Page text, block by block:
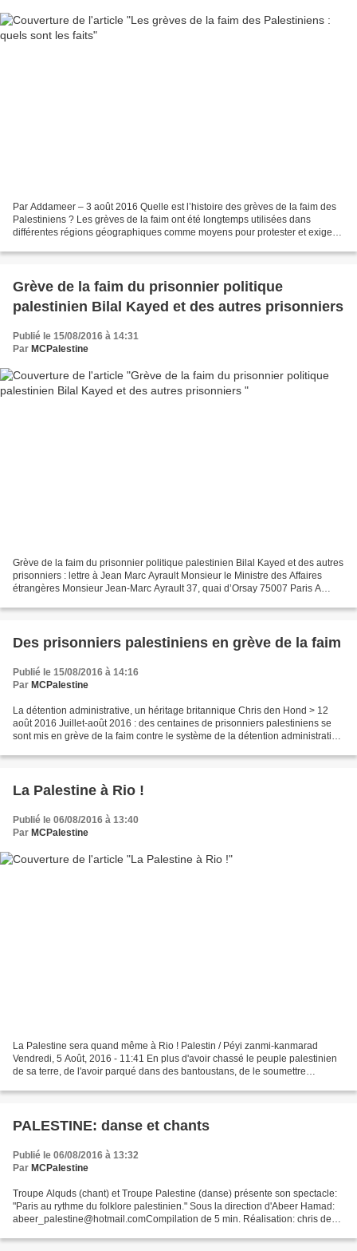
Par Addameer – 3 août 2016 Quelle est l’histoire des grèves de la faim des
Palestiniens ? Les grèves de la faim ont été longtemps utilisées dans
différentes régions géographiques comme moyens pour protester et exiger
Grève de la faim du prisonnier politique
palestinien Bilal Kayed et des autres prisonniers
Publié le 15/08/2016 à 14:31
Par MCPalestine
Grève de la faim du prisonnier politique palestinien Bilal Kayed et des autres
prisonniers : lettre à Jean Marc Ayrault Monsieur le Ministre des Affaires
étrangères Monsieur Jean-Marc Ayrault 37, quai d’Orsay 75007 Paris A
Des prisonniers palestiniens en grève de la faim
Publié le 15/08/2016 à 14:16
Par MCPalestine
La détention administrative, un héritage britannique Chris den Hond > 12
août 2016 Juillet-août 2016 : des centaines de prisonniers palestiniens se
sont mis en grève de la faim contre le système de la détention administrative
La Palestine à Rio !
Publié le 06/08/2016 à 13:40
Par MCPalestine
La Palestine sera quand même à Rio ! Palestin / Péyi zanmi-kanmarad
Vendredi, 5 Août, 2016 - 11:41 En plus d'avoir chassé le peuple palestinien
de sa terre, de l'avoir parqué dans des bantoustans, de le soumettre
PALESTINE: danse et chants
Publié le 06/08/2016 à 13:32
Par MCPalestine
Troupe Alquds (chant) et Troupe Palestine (danse) présente son spectacle:
"Paris au rythme du folklore palestinien." Sous la direction d'Abeer Hamad:
abeer_palestine@hotmail.comCompilation de 5 min. Réalisation: chris den